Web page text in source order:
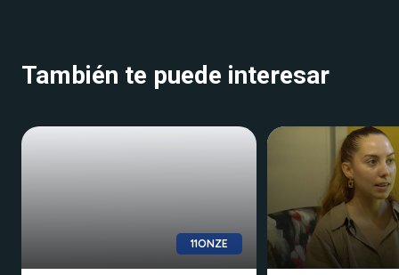
También te puede interesar
11ONZE